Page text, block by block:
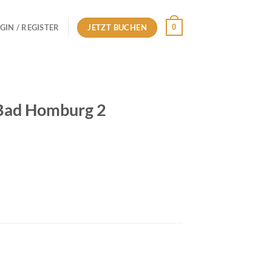
/ REGISTER JETZT BUCHEN 0
Homburg 2